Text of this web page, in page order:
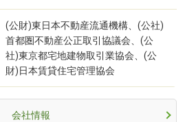
(公財)東日本不動産流通機構、(公社)
首都圏不動産公正取引協議会、(公
社)東京都宅地建物取引業協会、(公
財)日本賃貸住宅管理協会
会社情報